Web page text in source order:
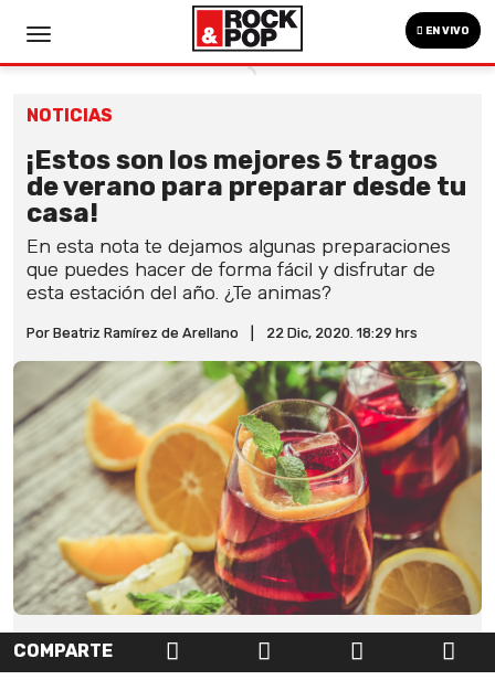
EN VIVO
NOTICIAS
¡Estos son los mejores 5 tragos
de verano para preparar desde tu
casa!
En esta nota te dejamos algunas preparaciones
que puedes hacer de forma fácil y disfrutar de
esta estación del año. ¿Te animas?
Por Beatriz Ramírez de Arellano 22 Dic, 2020. 18:29 hrs
COMPARTE